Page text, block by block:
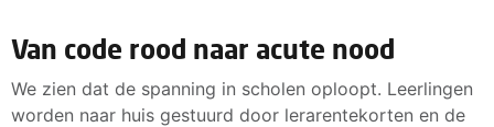
Van code rood naar acute nood
We zien dat de spanning in scholen oploopt. Leerlingen
worden naar huis gestuurd door lerarentekorten en de